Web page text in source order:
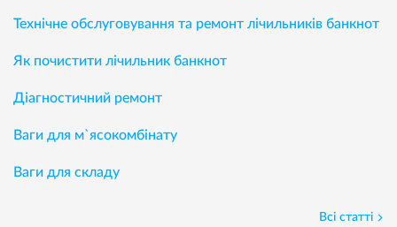
Технічне обслуговування та ремонт лічильників банкнот
Як почистити лічильник банкнот
Діагностичний ремонт
Ваги для м`ясокомбінату
Ваги для складу
Всі статті